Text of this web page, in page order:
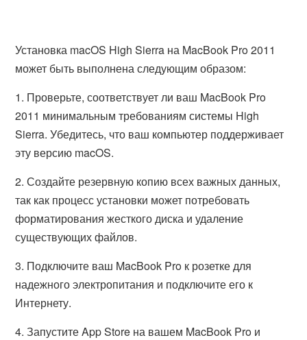
Установка macOS High Sierra на MacBook Pro 2011
может быть выполнена следующим образом:
1. Проверьте, соответствует ли ваш MacBook Pro
2011 минимальным требованиям системы High
Sierra. Убедитесь, что ваш компьютер поддерживает
эту версию macOS.
2. Создайте резервную копию всех важных данных,
так как процесс установки может потребовать
форматирования жесткого диска и удаление
существующих файлов.
3. Подключите ваш MacBook Pro к розетке для
надежного электропитания и подключите его к
Интернету.
4. Запустите App Store на вашем MacBook Pro и